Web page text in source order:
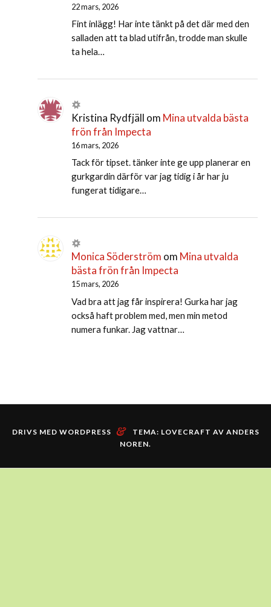
22 mars, 2026
Fint inlägg! Har inte tänkt på det där med den
salladen att ta blad utifrån, trodde man skulle
ta hela…
Kristina Rydfjäll om Mina utvalda bästa
frön från Impecta
16 mars, 2026
Tack för tipset. tänker inte ge upp planerar en
gurkgardin därför var jag tidig i år har ju
fungerat tidigare…
Monica Söderström om Mina utvalda
bästa frön från Impecta
15 mars, 2026
Vad bra att jag får inspirera! Gurka har jag
också haft problem med, men min metod
numera funkar. Jag vattnar…
DRIVS MED WORDPRESS & TEMA: LOVECRAFT AV ANDERS
NOREN.